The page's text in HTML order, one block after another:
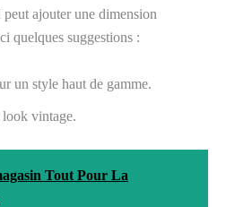
peut ajouter une dimension
quelques suggestions :
un style haut de gamme.
vintage.
Tout Pour La